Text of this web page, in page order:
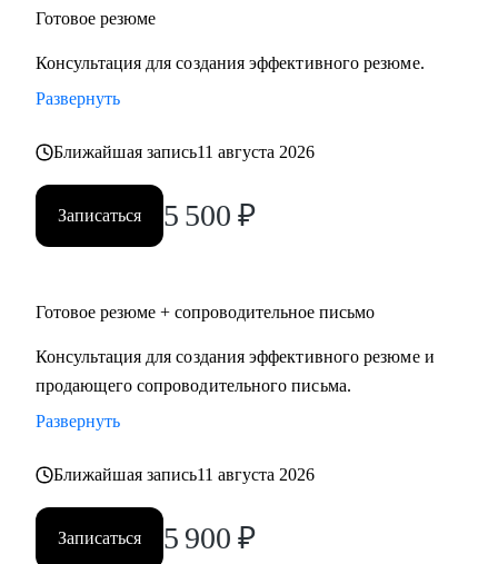
Готовое резюме
Консультация для создания эффективного резюме.
Развернуть
Ближайшая запись11 августа 2026
Записаться 5 500 ₽
Готовое резюме + сопроводительное письмо
Консультация для создания эффективного резюме и
продающего сопроводительного письма.
Развернуть
Ближайшая запись11 августа 2026
Записаться 5 900 ₽